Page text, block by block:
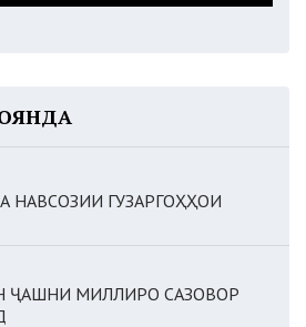
НАВСОЗИИ ГУЗАРГОҲҲОИ
ҶАШНИ МИЛЛИРО САЗОВОР